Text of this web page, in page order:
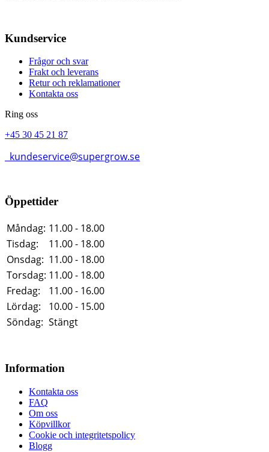
Kundservice
Frågor och svar
Frakt och leverans
Retur och reklamationer
Kontakta oss
Ring oss
+45 30 45 21 87
kundeservice@supergrow.se
Öppettider
Måndag: 11.00 - 18.00
Tisdag:
11.00 - 18.00
Onsdag: 11.00 - 18.00
Torsdag: 11.00 - 18.00
Fredag:
11.00 - 16.00
Lördag:
10.00 - 15.00
Söndag: Stängt
Information
Kontakta oss
FAQ
Om oss
Köpvillkor
Cookie och integritetspolicy
Blogg